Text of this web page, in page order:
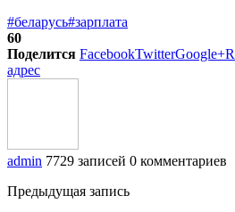
#беларусь#зарплата
60
Поделится FacebookTwitterGoogle+
адрес
admin 7729 записей 0 комментариев
Предыдущая запись